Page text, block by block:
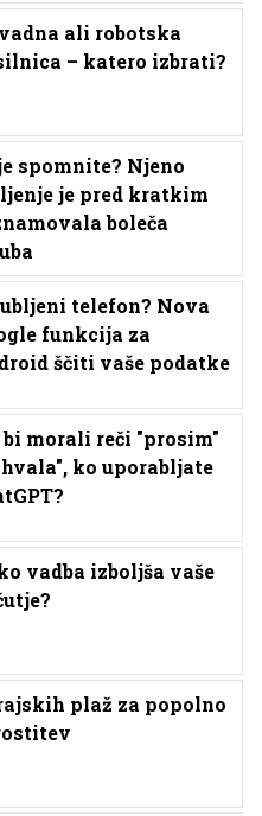
ali robotska
– katero izbrati?
spomnite? Njeno
je pred kratkim
boleča
telefon? Nova
funkcija za
ščiti vaše podatke
morali reči "prosim"
ko uporabljate
vadba izboljša vaše
plaž za popolno